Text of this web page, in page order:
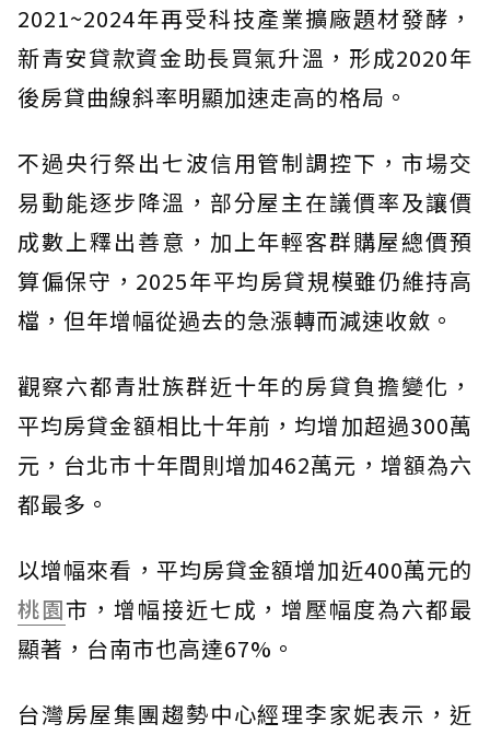
2021~2024年再受科技產業擴廠題材發酵，
新青安貸款資金助長買氣升溫，形成2020年
後房貸曲線斜率明顯加速走高的格局。
不過央行祭出七波信用管制調控下，市場交
易動能逐步降溫，部分屋主在議價率及讓價
成數上釋出善意，加上年輕客群購屋總價預
算偏保守，2025年平均房貸規模雖仍維持高
檔，但年增幅從過去的急漲轉而減速收斂。
觀察六都青壯族群近十年的房貸負擔變化，
平均房貸金額相比十年前，均增加超過300萬
元，台北市十年間則增加462萬元，增額為六
都最多。
以增幅來看，平均房貸金額增加近400萬元的
桃園市，增幅接近七成，增壓幅度為六都最
顯著，台南市也高達67%。
台灣房屋集團趨勢中心經理李家妮表示，近